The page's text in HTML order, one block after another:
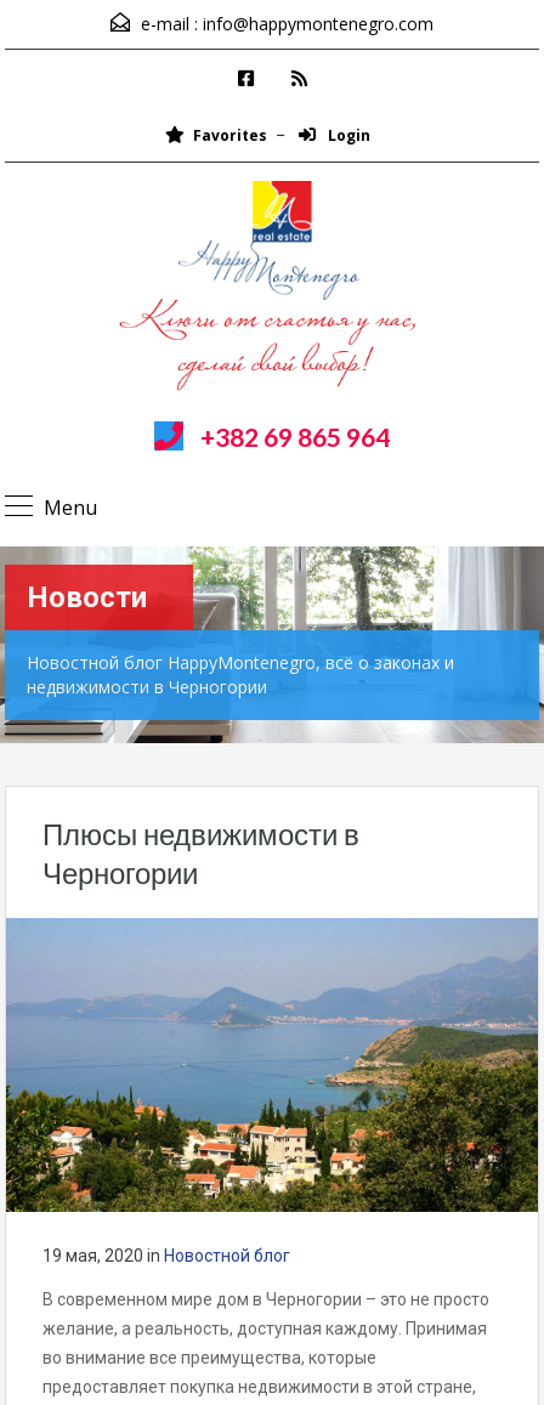
e-mail : info@happymontenegro.com
Favorites Login
+382 69 865 964
Menu
Новости
Новостной блог HappyMontenegro, всё о законах и
недвижимости в Черногории
Плюсы недвижимости в
Черногории
19 мая, 2020 in Новостной блог
В современном мире дом в Черногории – это не просто
желание, а реальность, доступная каждому. Принимая
во внимание все преимущества, которые
предоставляет покупка недвижимости в этой стране,